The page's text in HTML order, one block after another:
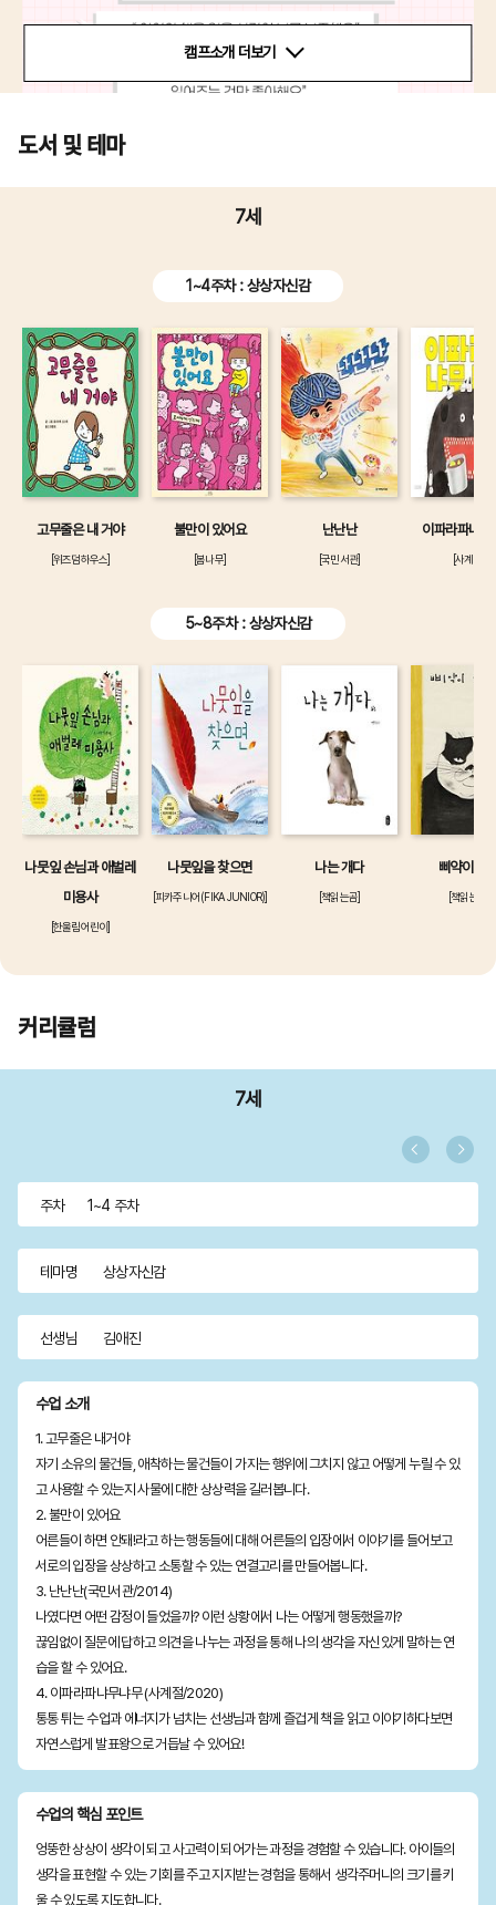
캠프소개 더보기
도서 및 테마
7세
1~4주차 : 상상자신감
고무줄은 내 거야
[위즈덤하우스]
불만이 있어요
[봄나무]
난난난
[국민서관]
이파라파냐무
[사계절]
5~8주차 : 상상자신감
나뭇잎 손님과 애벌레
미용사
[한울림어린이]
나뭇잎을 찾으면
[피카주니어(FIKA JUNIOR)]
나는 개다
[책읽는곰]
삐약이 엄
[책읽는곰]
커리큘럼
7세
주차 1~4 주차
테마명 상상자신감
선생님 김애진
수업 소개
1. 고무줄은 내거야
자기 소유의 물건들, 애착하는 물건들이 가지는 행위에 그치지 않고 어떻게 누릴 수 있
고 사용할 수 있는지 사물에 대한 상상력을 길러봅니다.
2. 불만이 있어요
어른들이 하면 안돼!라고 하는 행동들에 대해 어른들의 입장에서 이야기를 들어보고
서로의 입장을 상상하고 소통할 수 있는 연결고리를 만들어봅니다.
3. 난난난(국민서관/2014)
나였다면 어떤 감정이 들었을까? 이런 상황에서 나는 어떻게 행동했을까?
끊임없이 질문에 답하고 의견을 나누는 과정을 통해 나의 생각을 자신있게 말하는 연
습을 할 수 있어요.
4. 이파라파냐무냐무 (사계절/2020)
통통 튀는 수업과 에너지가 넘치는 선생님과 함께 즐겁게 책을 읽고 이야기하다보면
자연스럽게 발표왕으로 거듭날 수 있어요!
수업의 핵심 포인트
엉뚱한 상상이 생각이 되고 사고력이 되어가는 과정을 경험할 수 있습니다. 아이들의
생각을 표현할 수 있는 기회를 주고 지지받는 경험을 통해서 생각주머니의 크기를 키
울 수 있도록 지도합니다.